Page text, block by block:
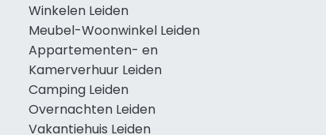
Winkelen Leiden
Meubel-Woonwinkel Leiden
Appartementen- en
Kamerverhuur Leiden
Camping Leiden
Overnachten Leiden
Vakantiehuis Leiden